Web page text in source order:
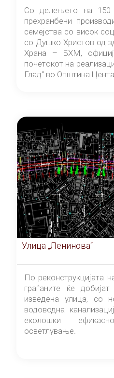
Со делењето на 150
прехранбени
семејства со висок
со Душко Христов од
Храна – БХМ,
почетокот на
Глад“ во Општина
Улица „Ленинова“
По реконструкцијата
граѓаните ќе
изведена улица, со
водоводна
еколошки
осветлување.